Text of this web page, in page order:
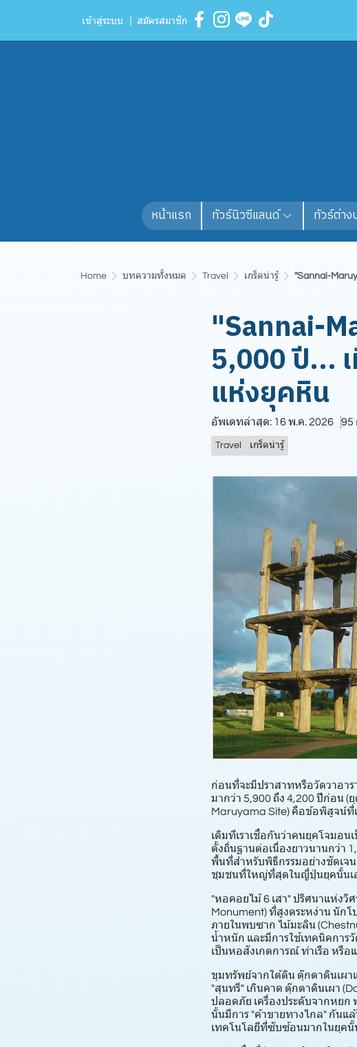
เข้าสู่ระบบ สมัครสมาชิก
หน้าแรก ทัวร์นิวซีแลนด์ ทัวร์ต่าง
Home บทความทั้งหมด Travel เกร็ดน่ารู้ "Sannai-
"Sannai-
5,000 ปี...
แห่งยุคหิน
อัพเดทล่าสุด: 16 พ.ค. 2026 95
Travel เกร็ดน่ารู้
ก่อนที่จะมีปราสาทหรือวัดวาอา
มากว่า 5,900 ถึง 4,200 ปีก่อน
Maruyama Site) คือข้อพิสูจน์ที่
เดิมทีเราเชื่อกันว่าคนยุคโจมอ
ตั้งถิ่นฐานต่อเนื่องยาวนานกว่า
พื้นที่สำหรับพิธีกรรมอย่างชัดเจ
ชุมชนที่ใหญ่ที่สุดในญี่ปุ่นยุคนั้นเ
"หอคอยไม้ 6 เสา" ปริศนาแห่ง
Monument) ที่สูงตระหง่าน นัก
ภายในพบซาก ไม้มะลิน
น้ำหนัก และมีการใช้เทคนิคการ
เป็นหอสังเกตการณ์ ท่าเรือ หรื
ขุมทรัพย์จากใต้ดิน ตุ๊กตาดินเผ
"สุนทรี" เกินคาด ตุ๊กตาดินเผา
ปลอดภัย เครื่องประดับจากหยก
นั้นมีการ "ค้าขายทางไกล" กันแล้
เทคโนโลยีที่ซับซ้อนมากในยุคนั้